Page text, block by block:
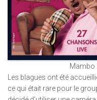
Mambo
Les blagues ont été
ce qui était rare pour le